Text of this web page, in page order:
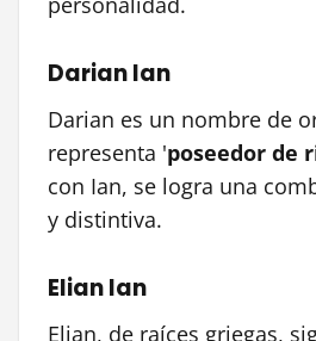
Darian Ian
Darian es un nombre de
representa 'poseedor de
con Ian, se logra una
y distintiva.
Elian Ian
Elian, de raíces griegas,